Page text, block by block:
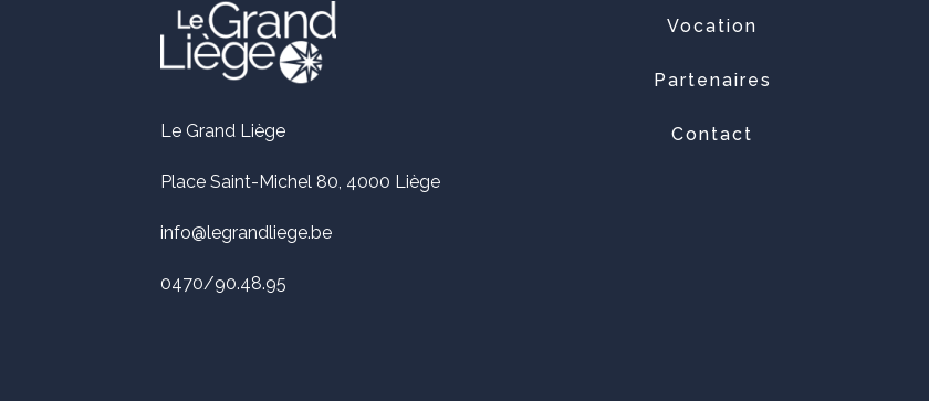
Le Grand Liège
Place Saint-Michel 80, 4000 Liège
info@legrandliege.be
0470/90.48.95
Vocation
Partenaires
Contact